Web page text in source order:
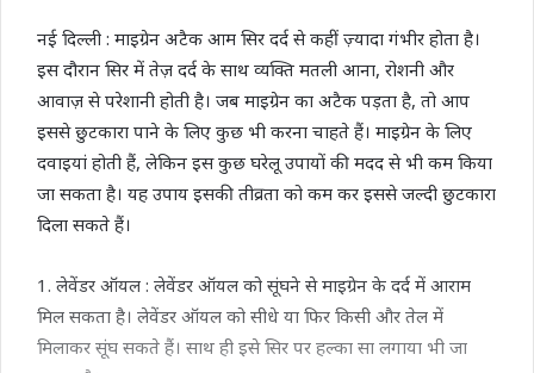
नई दिल्ली : माइग्रेन अटैक आम सिर दर्द से कहीं ज़्यादा गंभीर होता है।
इस दौरान सिर में तेज़ दर्द के साथ व्यक्ति मतली आना, रोशनी और
आवाज़ से परेशानी होती है। जब माइग्रेन का अटैक पड़ता है, तो आप
इससे छुटकारा पाने के लिए कुछ भी करना चाहते हैं। माइग्रेन के लिए
दवाइयां होती हैं, लेकिन इस कुछ घरेलू उपायों की मदद से भी कम किया
जा सकता है। यह उपाय इसकी तीव्रता को कम कर इससे जल्दी छुटकारा
दिला सकते हैं।
1. लेवेंडर ऑयल : लेवेंडर ऑयल को सूंघने से माइग्रेन के दर्द में आराम
मिल सकता है। लेवेंडर ऑयल को सीधे या फिर किसी और तेल में
मिलाकर सूंघ सकते हैं। साथ ही इसे सिर पर हल्का सा लगाया भी जा